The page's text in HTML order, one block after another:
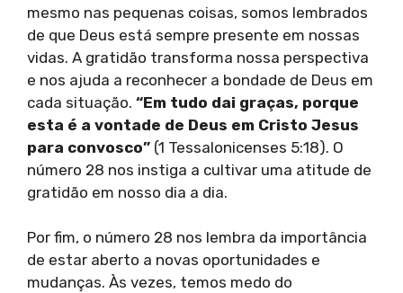
mesmo nas pequenas coisas, somos lembrados
de que Deus está sempre presente em nossas
vidas. A gratidão transforma nossa perspectiva
e nos ajuda a reconhecer a bondade de Deus em
cada situação. “Em tudo dai graças, porque
esta é a vontade de Deus em Cristo Jesus
para convosco” (1 Tessalonicenses 5:18). O
número 28 nos instiga a cultivar uma atitude de
gratidão em nosso dia a dia.
Por fim, o número 28 nos lembra da importância
de estar aberto a novas oportunidades e
mudanças. Às vezes, temos medo do